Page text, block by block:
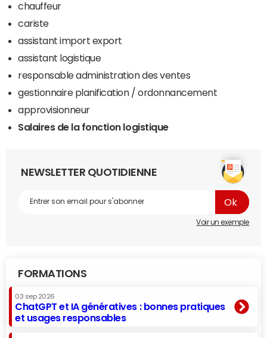
chauffeur
cariste
assistant import export
assistant logistique
responsable administration des ventes
gestionnaire planification / ordonnancement
approvisionneur
Salaires de la fonction logistique
NEWSLETTER QUOTIDIENNE
Voir un exemple
FORMATIONS
03 sep 2026
ChatGPT et IA génératives : bonnes pratiques
et usages responsables